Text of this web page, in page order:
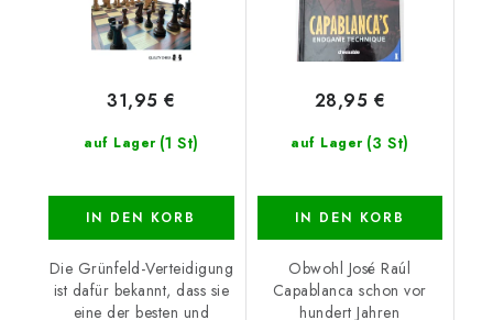
auf Lager (1 St)
31,95 €
IN DEN KORB
Die Grünfeld-Verteidigung
ist dafür bekannt, dass sie
eine der besten und
auf Lager (3 St)
28,95 €
IN DEN KORB
Obwohl José Raúl
Capablanca schon vor
hundert Jahren